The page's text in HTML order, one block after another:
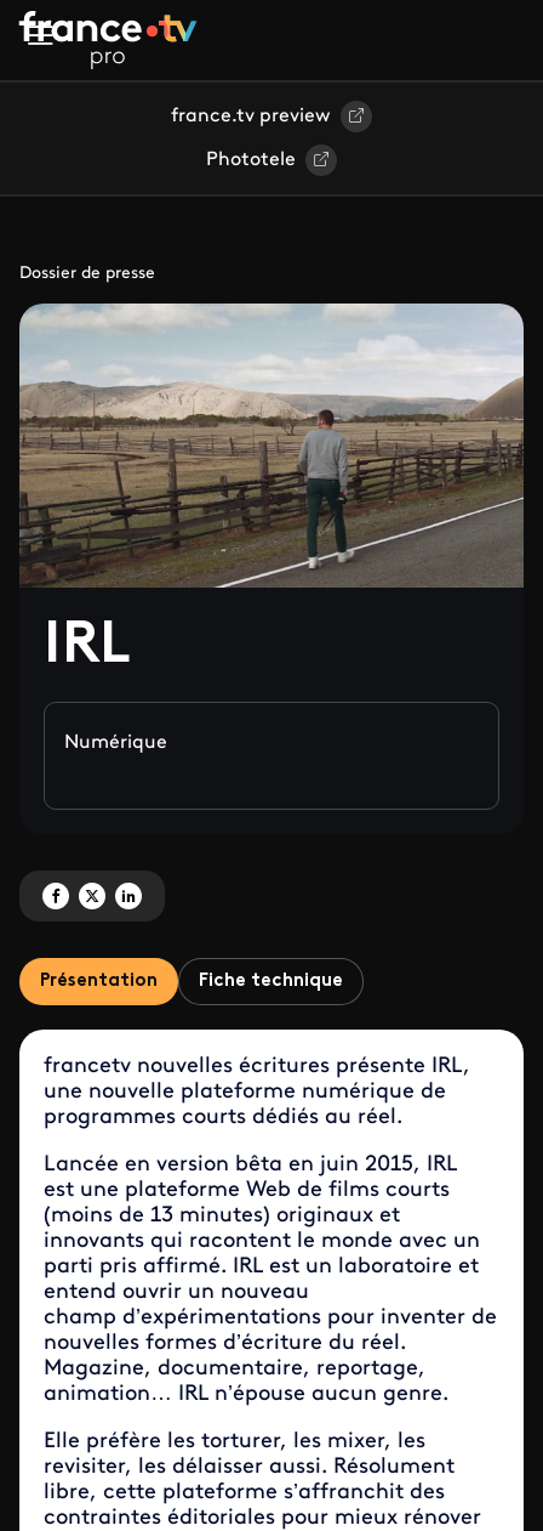
Aller au contenu principal
france.tv preview
Phototele
Dossier de presse
IRL
Numérique
Partagez 'IRL' sur Facebook
Partagez 'IRL' sur X
Partagez 'IRL' sur LinkedIn
Présentation Fiche technique
francetv nouvelles écritures présente IRL,
une nouvelle plateforme numérique de
programmes courts dédiés au réel.
Lancée en version bêta en juin 2015, IRL
est une plateforme Web de films courts
(moins de 13 minutes) originaux et
innovants qui racontent le monde avec un
parti pris affirmé. IRL est un laboratoire et
entend ouvrir un nouveau
champ d’expérimentations pour inventer de
nouvelles formes d’écriture du réel.
Magazine, documentaire, reportage,
animation… IRL n’épouse aucun genre.
Elle préfère les torturer, les mixer, les
revisiter, les délaisser aussi. Résolument
libre, cette plateforme s’affranchit des
contraintes éditoriales pour mieux rénover